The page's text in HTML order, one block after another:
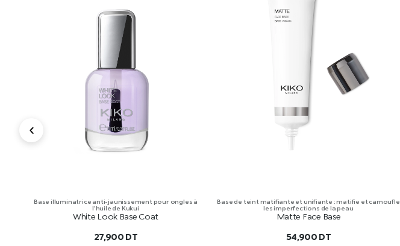
Base illuminatrice anti-jaunissement pour ongles à
l’huile de Kukui
White Look Base Coat
27,900 DT
Base de teint matifiante et unifiante : matifie et camoufle
les imperfections de la peau
Matte Face Base
54,900 DT